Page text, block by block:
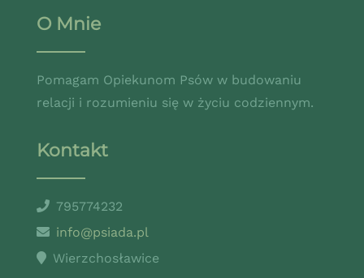
O Mnie
Pomagam Opiekunom Psów w budowaniu
relacji i rozumieniu się w życiu codziennym.
Kontakt
795774232
info@psiada.pl
Wierzchosławice